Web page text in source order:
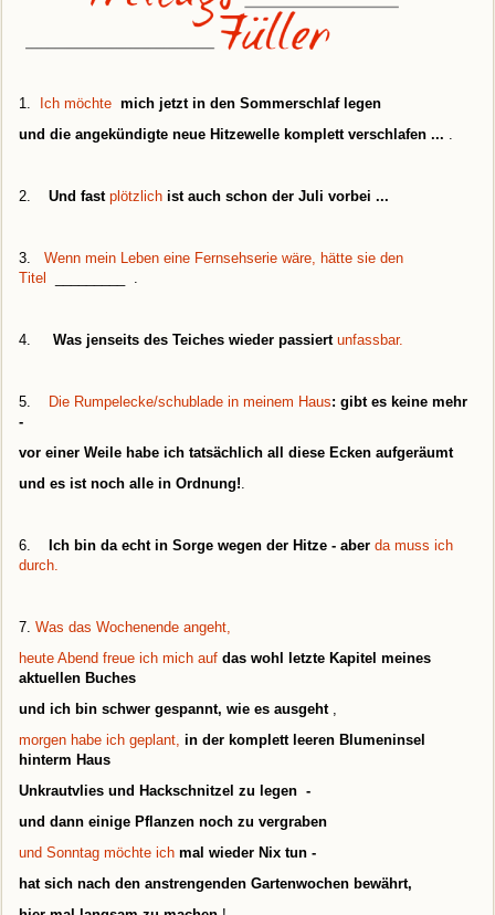
1. Ich möchte mich jetzt in den Sommerschlaf legen
und die angekündigte neue Hitzewelle komplett verschlafen ...
2. Und fastplötzlich ist auch schon der Juli vorbei ...
3. Wenn mein Leben eine Fernsehserie wäre, hätte sie den
Titel
4. Was jenseits des Teiches wieder passiertunfassbar.
5. Die Rumpelecke/schublade in meinem Haus: gibt es keine mehr
-
vor einer Weile habe ich tatsächlich all diese Ecken aufgeräumt
und es ist noch alle in Ordnung!
6. Ich bin da echt in Sorge wegen der Hitze - aber da muss ich
durch.
7. Was das Wochenende angeht,
heute Abend freue ich mich auf das wohl letzte Kapitel meines
aktuellen Buches
und ich bin schwer gespannt, wie es ausgeht,
morgen habe ich geplant, in der komplett leeren Blumeninsel
hinterm Haus
Unkrautvlies und Hackschnitzel zu legen -
und dann einige Pflanzen noch zu vergraben
und Sonntag möchte ich mal wieder Nix tun -
hat sich nach den anstrengenden Gartenwochen bewährt,